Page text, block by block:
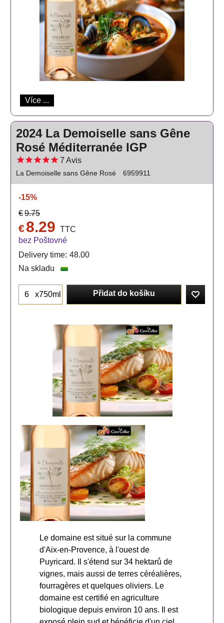
Více ...
2024 La Demoiselle sans Gêne
Rosé Méditerranée IGP
7 Avis
La Demoiselle sans Gêne Rosé 6959911
-15%
€9.75
€8.29 TTC
bez Poštovné
Delivery time: 48.00
Na skladu
x750ml Přidat do košíku
Le domaine est situé sur la commune
d'Aix-en-Provence, à l'ouest de
Puyricard. Il s'étend sur 34 hektarů de
vignes, mais aussi de terres céréalières,
fourragères et quelques oliviers. Le
domaine est certifié en agriculture
biologique depuis environ 10 ans. Il est